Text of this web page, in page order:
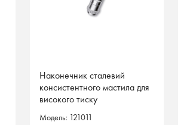
Наконечник сталевий
консистентного мастила для
високого тиску
Модель: 121011